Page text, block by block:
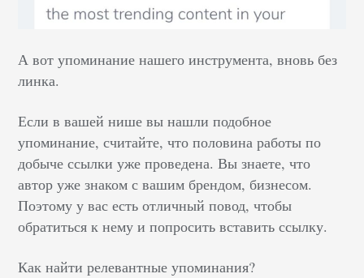
А вот упоминание нашего инструмента, вновь без
линка.
Если в вашей нише вы нашли подобное
упоминание, считайте, что половина работы по
добыче ссылки уже проведена. Вы знаете, что
автор уже знаком с вашим брендом, бизнесом.
Поэтому у вас есть отличный повод, чтобы
обратиться к нему и попросить вставить ссылку.
Как найти релевантные упоминания?